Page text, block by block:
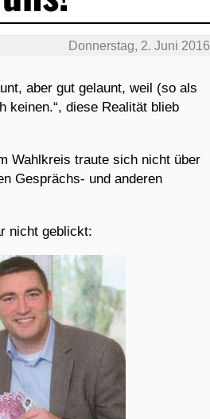
Donnerstag, 2. Juni 2016
aber gut gelaunt, weil (so als
keinen.“, diese Realität blieb
Wahlkreis traute sich nicht über
Gesprächs- und anderen
nicht geblickt: